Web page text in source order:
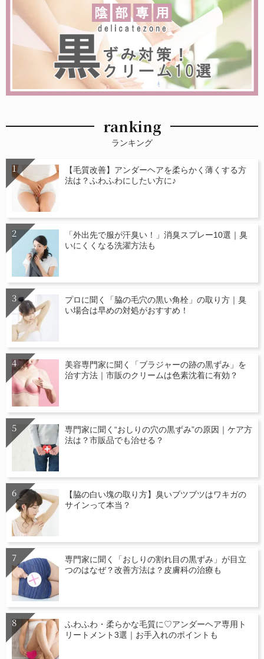
ranking
ランキング
【毛質改善】アンダーヘアを柔らかく薄くする方
法は？ふわふわにしたい方に♪
「外出先で服が汗臭い！」消臭スプレー10選｜臭
いにくくなる洗濯方法も
プロに聞く「脇の毛穴の黒い角栓」の取り方｜臭
い場合は早めの対処がおすすめ！
美容専門家に聞く「ブラジャーの跡の黒ずみ」を
治す方法｜市販のクリームは色素沈着に有効？
専門家に聞く“おしりの穴の黒ずみ”の原因｜ケア方
法は？市販品でも治せる？
【脇の白い塊の取り方】臭いブツブツはワキガの
サインって本当？
専門家に聞く「おしりの割れ目の黒ずみ」が目立
つのはなぜ？改善方法は？皮膚科の治療も
ふわふわ・柔らかな毛質に♡アンダーヘア専用ト
リートメント3選｜お手入れのポイントも